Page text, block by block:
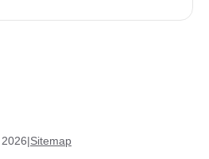
2026|Sitemap